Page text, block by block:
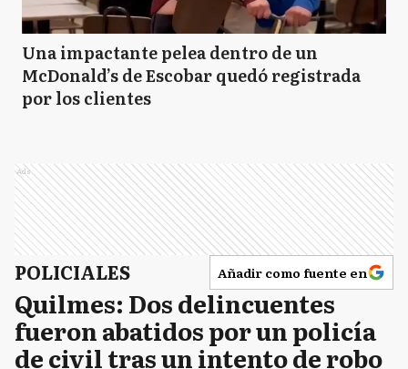
Una impactante pelea dentro de un
McDonald’s de Escobar quedó registrada
por los clientes
Ads
POLICIALES Añadir como fuente en
Quilmes: Dos delincuentes
fueron abatidos por un policía
de civil tras un intento de robo